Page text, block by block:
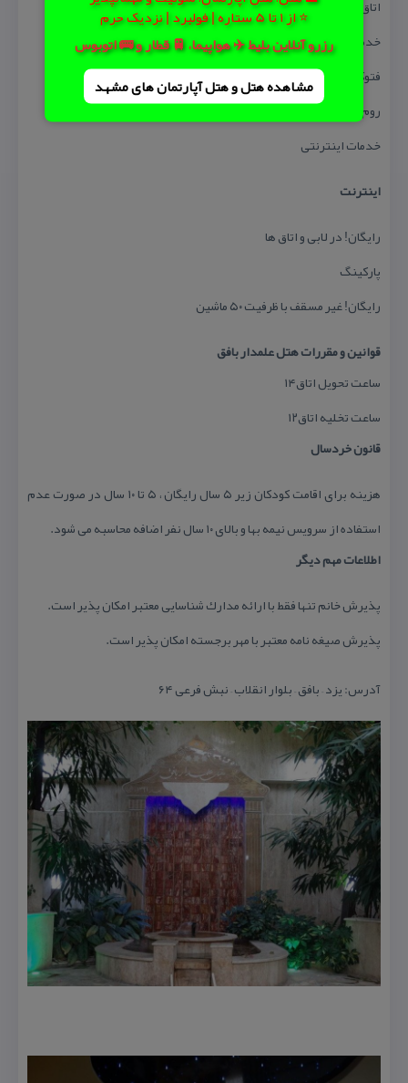
⭐ از 1 تا 5 ستاره | فولبرد | نزدیک حرم
رزرو آنلاین بلیط ✈️ هواپیما، 🚆 قطار و 🚌 اتوبوس
مشاهده هتل و هتل‌ آپارتمان های مشهد
اتاق چمدان
خدمات تهیه بلیط
فتوكپی
روم سرویس ۲۴ ساعته
خدمات اینترنتی
اینترنت
رایگان! در لابی و اتاق ها
پاركینگ
رایگان! غیر مسقف با ظرفیت ۵۰ ماشین
قوانین و مقررات هتل علمدار بافق
ساعت تحویل اتاق۱۴
ساعت تخلیه اتاق۱۲
قانون خردسال
هزینه برای اقامت كودكان زیر ۵ سال رایگان ، ۵ تا ۱۰ سال در صورت عدم
استفاده از سرویس نیمه بها و بالای ۱۰ سال نفر اضافه محاسبه می شود.
اطلاعات مهم دیگر
پذیرش خانم تنها فقط با ارائه مدارك شناسایی معتبر امكان پذیر است.
پذیرش صیغه نامه معتبر با مهر برجسته امكان پذیر است.
آدرس: یزد – بافق – بلوار انقلاب – نبش فرعی ۶۴